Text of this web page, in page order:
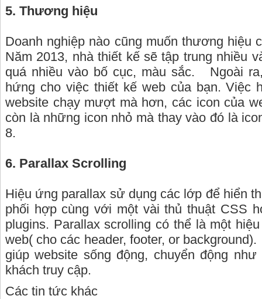
5. Thương hiệu
Doanh nghiệp nào cũng muốn thương
Năm 2013, nhà thiết kế sẽ tập trung nhiều
quá nhiều vào bố cục, màu sắc.
Ngoài
hứng cho việc thiết kế web của bạn. Việc
website chạy mượt mà hơn, các icon của
còn là những icon nhỏ mà thay vào đó là
8.
6. Parallax Scrolling
Hiệu ứng parallax sử dụng các lớp để hiển
phối hợp cùng với một vài thủ thuật CSS
plugins. Parallax scrolling có thể là một
web( cho các header, footer, or background).
giúp website sống động, chuyển động
khách truy cập.
Các tin tức khác